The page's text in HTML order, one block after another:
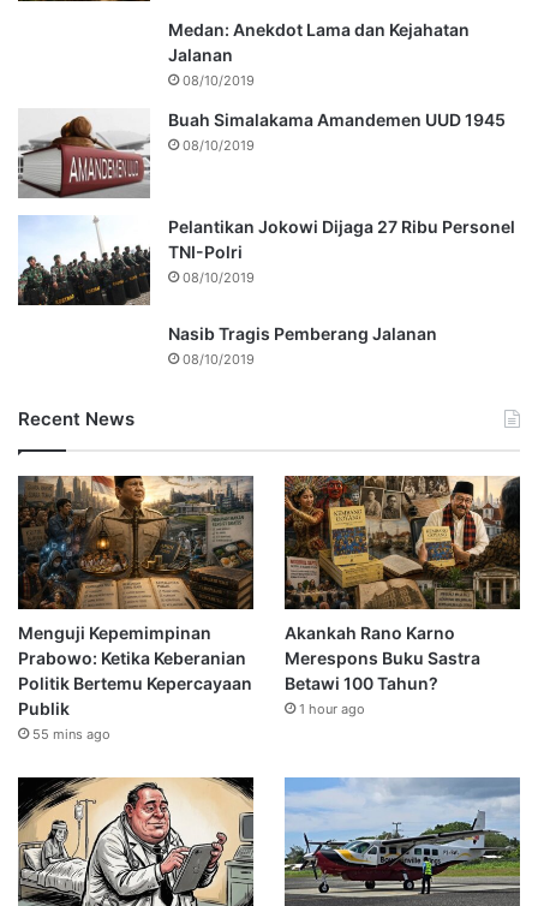
Medan: Anekdot Lama dan Kejahatan
Jalanan
08/10/2019
Buah Simalakama Amandemen UUD 1945
08/10/2019
Pelantikan Jokowi Dijaga 27 Ribu Personel
TNI-Polri
08/10/2019
Nasib Tragis Pemberang Jalanan
08/10/2019
Recent News
Menguji Kepemimpinan
Prabowo: Ketika Keberanian
Politik Bertemu Kepercayaan
Publik
55 mins ago
Akankah Rano Karno
Merespons Buku Sastra
Betawi 100 Tahun?
1 hour ago